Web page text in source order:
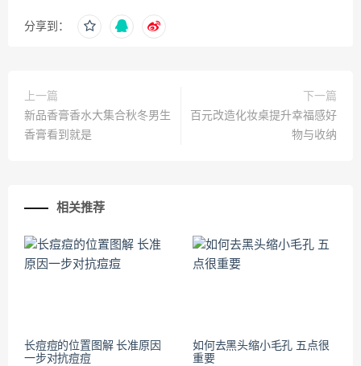
分享到：
上一篇
新品香膏香水大集合秋冬男生
香膏看到就是
下一篇
百元改造化妆桌提升幸福感好
物与收纳
相关推荐
长痘痘的位置图解 长准原因
一步对抗痘痘
如何去黑头缩小毛孔 五点很
重要